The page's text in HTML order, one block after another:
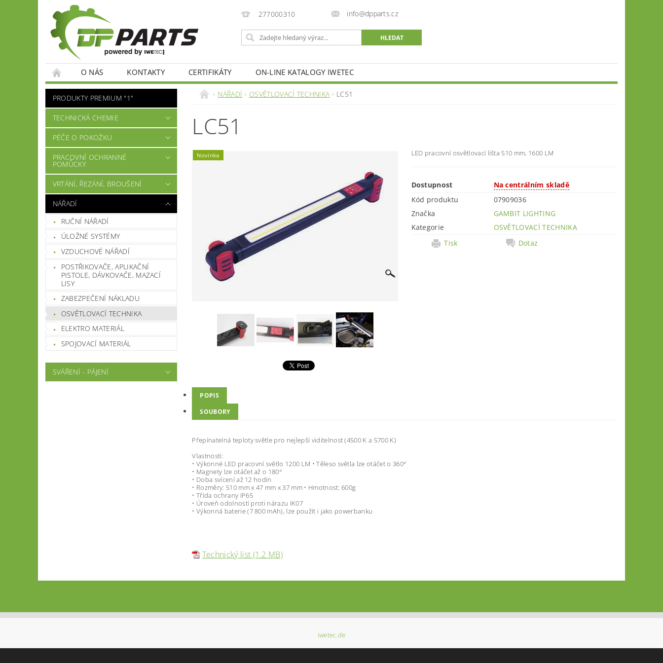
277000310 info@dpparts.cz
O NÁS KONTAKTY CERTIFIKÁTY ON-LINE KATALOGY IWETEC
PRODUKTY PREMIUM "1"
TECHNICKÁ CHEMIE
PÉČE O POKOŽKU
PRACOVNÍ OCHRANNÉ
POMŮCKY
VRTÁNÍ, ŘEZÁNÍ, BROUŠENÍ
NÁŘADÍ
RUČNÍ NÁŘADÍ
ÚLOŽNÉ SYSTÉMY
VZDUCHOVÉ NÁŘADÍ
POSTŘIKOVAČE, APLIKAČNÍ
PISTOLE, DÁVKOVAČE, MAZACÍ
LISY
ZABEZPEČENÍ NÁKLADU
OSVĚTLOVACÍ TECHNIKA
ELEKTRO MATERIÁL
SPOJOVACÍ MATERIÁL
SVÁŘENÍ - PÁJENÍ
NÁŘADÍ OSVĚTLOVACÍ TECHNIKA LC51
LC51
Novinka LED pracovní osvětlovací lišta 510 mm, 1600 LM
Dostupnost
Na centrálním skladě
Kód produktu
07909036
Značka
GAMBIT LIGHTING
Kategorie
OSVĚTLOVACÍ TECHNIKA
Tisk
Dotaz
POPIS
SOUBORY
Přepínatelná teplotysvětle pro nejlepší viditelnost(4500 K a 5700 K)
Vlastnosti:
•Výkonné LED pracovní světlo 1200 LM •Těleso světla lze otáčet o 360°
• Magnety lze otáčet ažo 180°
• Doba svícení až 12 hodin
• Rozměry: 510 mm x 47 mm x 37 mm • Hmotnost: 600g
•Třída ochrany IP65
• Úroveňodolnosti proti nárazu IK07
•Výkonná baterie (7 800 mAh), lze použít i jako powerbanku
Technický list (1.2 MB)
iwetec.de